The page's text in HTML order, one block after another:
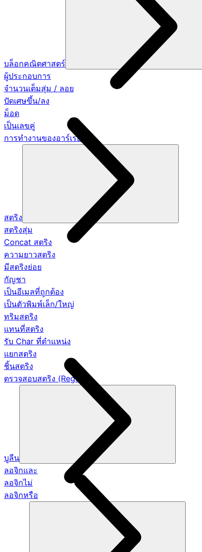
บล็อกคณิตศาสตร์
ผู้ประกอบการ
จำนวนเต็มสุ่ม / ลอย
ปัดเศษขึ้น/ลง
ม็อด
เป็นเลขคู่
การทำงานของอาร์เรย์
สตริง
สตริงสุ่ม
Concat สตริง
ความยาวสตริง
มีสตริงย่อย
กัญชา
เป็นอีเมลที่ถูกต้อง
เป็นตัวพิมพ์เล็ก/ใหญ่
ทริมสตริง
แทนที่สตริง
รับ Char ที่ตำแหน่ง
แยกสตริง
ชิ้นสตริง
ตรวจสอบสตริง (Regex)
บูลีน
ลอจิกและ
ลอจิกไม่
ลอจิกหรือ